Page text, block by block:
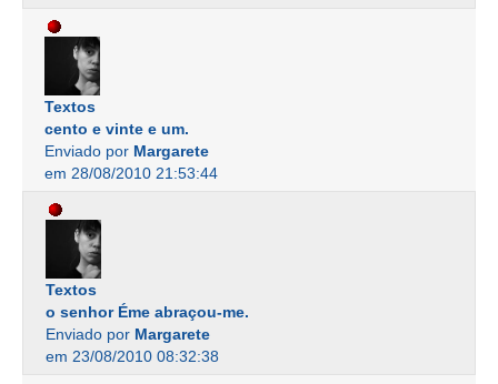
Textos
cento e vinte e um.
Enviado por Margarete
em 28/08/2010 21:53:44
Textos
o senhor Éme abraçou-me.
Enviado por Margarete
em 23/08/2010 08:32:38